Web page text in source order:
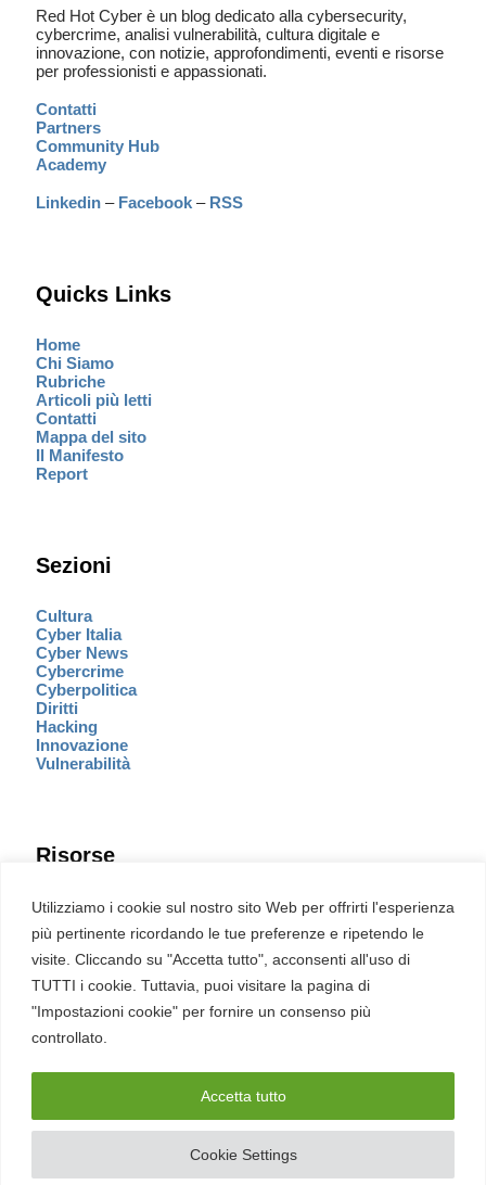
Utilizziamo i cookie sul nostro sito Web per offrirti l'esperienza
più pertinente ricordando le tue preferenze e ripetendo le
visite. Cliccando su "Accetta tutto", acconsenti all'uso di
TUTTI i cookie. Tuttavia, puoi visitare la pagina di
"Impostazioni cookie" per fornire un consenso più
controllato.
Cookie Settings
Accetta tutto
Red Hot Cyber è un blog dedicato alla cybersecurity,
cybercrime, analisi vulnerabilità, cultura digitale e
innovazione, con notizie, approfondimenti, eventi e risorse
per professionisti e appassionati.
Contatti
Partners
Community Hub
Academy
Linkedin – Facebook – RSS
Quicks Links
Home
Chi Siamo
Rubriche
Articoli più letti
Contatti
Mappa del sito
Il Manifesto
Report
Sezioni
Cultura
Cyber Italia
Cyber News
Cybercrime
Cyberpolitica
Diritti
Hacking
Innovazione
Vulnerabilità
Risorse
Eventi
Fumetto Cyber
Newsletter
Servizi
Pubblicità
English
Ultime CVE critiche
2026 – REDHOTCYBER Srl. Tutti i diritti riservati